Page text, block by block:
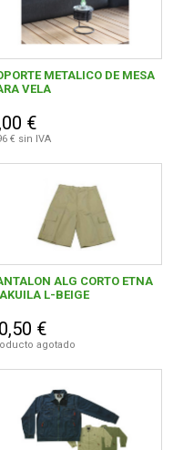
METALICO DE MESA
VELA
€
€ sin IVA
ALG CORTO ETNA
L-BEIGE
€
agotado